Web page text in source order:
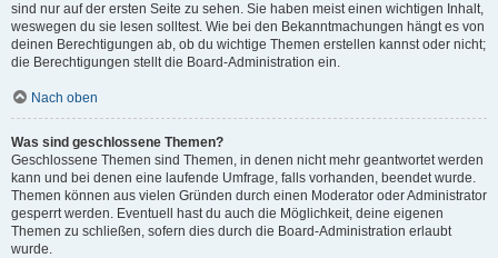
sind nur auf der ersten Seite zu sehen. Sie haben meist einen wichtigen Inhalt,
weswegen du sie lesen solltest. Wie bei den Bekanntmachungen hängt es von
deinen Berechtigungen ab, ob du wichtige Themen erstellen kannst oder nicht;
die Berechtigungen stellt die Board-Administration ein.
Nach oben
Was sind geschlossene Themen?
Geschlossene Themen sind Themen, in denen nicht mehr geantwortet werden
kann und bei denen eine laufende Umfrage, falls vorhanden, beendet wurde.
Themen können aus vielen Gründen durch einen Moderator oder Administrator
gesperrt werden. Eventuell hast du auch die Möglichkeit, deine eigenen
Themen zu schließen, sofern dies durch die Board-Administration erlaubt
wurde.